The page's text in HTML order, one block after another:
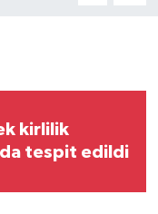
kirlilik
tespit edildi